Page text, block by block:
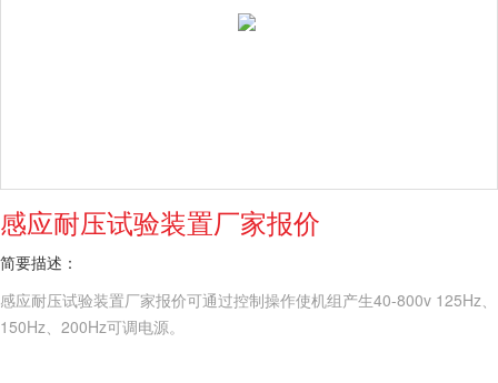
感应耐压试验装置厂家报价
简要描述：
感应耐压试验装置厂家报价可通过控制操作使机组产生40-800v 125Hz、
150Hz、200Hz可调电源。